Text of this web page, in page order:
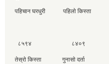
पहिचान घरधुरी पहिलाे किस्ता
८५९४ ८४०९
तेस्राे किस्ता गुनासाे दर्ता